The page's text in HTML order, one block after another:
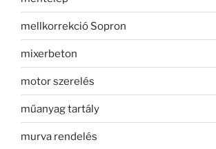
mellkorrekció Sopron
mixerbeton
motor szerelés
műanyag tartály
murva rendelés